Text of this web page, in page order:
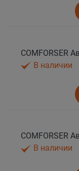
В наличии
В наличии